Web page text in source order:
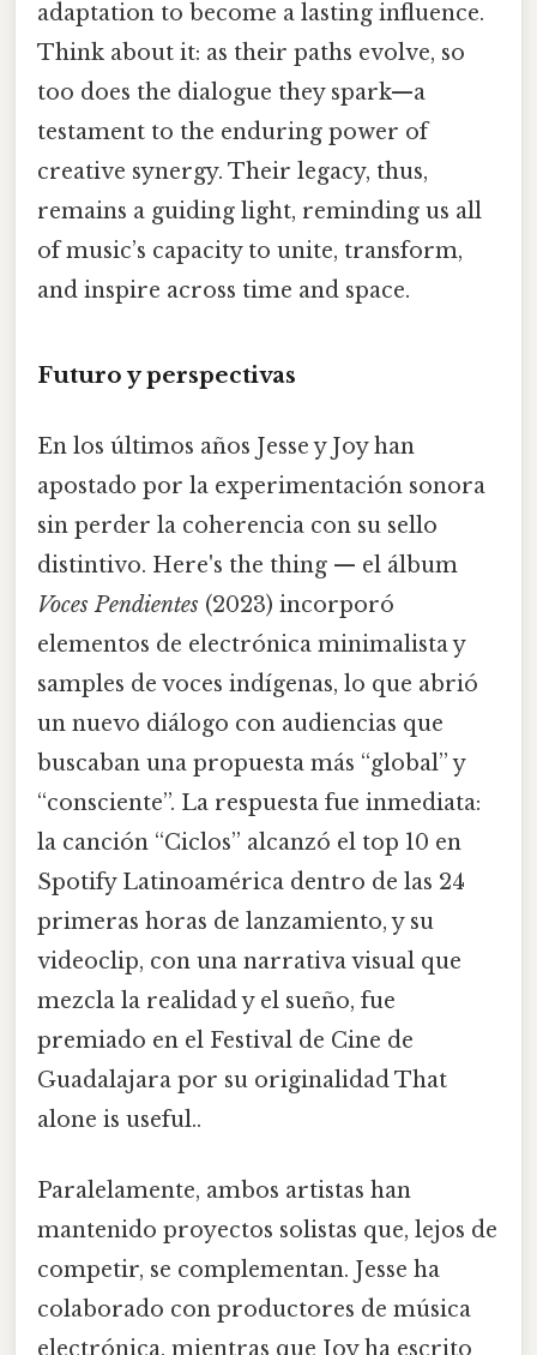
adaptation to become a lasting influence.
Think about it: as their paths evolve, so
too does the dialogue they spark—a
testament to the enduring power of
creative synergy. Their legacy, thus,
remains a guiding light, reminding us all
of music’s capacity to unite, transform,
and inspire across time and space.
Futuro y perspectivas
En los últimos años Jesse y Joy han
apostado por la experimentación sonora
sin perder la coherencia con su sello
distintivo. Here's the thing — el álbum
Voces Pendientes (2023) incorporó
elementos de electrónica minimalista y
samples de voces indígenas, lo que abrió
un nuevo diálogo con audiencias que
buscaban una propuesta más “global” y
“consciente”. La respuesta fue inmediata:
la canción “Ciclos” alcanzó el top 10 en
Spotify Latinoamérica dentro de las 24
primeras horas de lanzamiento, y su
videoclip, con una narrativa visual que
mezcla la realidad y el sueño, fue
premiado en el Festival de Cine de
Guadalajara por su originalidad That
alone is useful..
Paralelamente, ambos artistas han
mantenido proyectos solistas que, lejos de
competir, se complementan. Jesse ha
colaborado con productores de música
electrónica, mientras que Joy ha escrito